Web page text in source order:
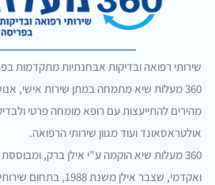
שירותי רפואה ובדיקות אבחנתיות מתקדמות
360 מעלות שיא מתמחה במתן שירות אישי,
אולטראסאונד ועוד מגוון שירותי הרפואה.
360 מעלות שיא הוקמה ע"י אילן ברק, ומבוססת
ואקדמי, שצבר אילן משנת